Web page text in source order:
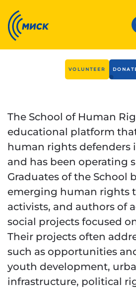
Skip to main content
VOLUNTEER
The School of Human
educational platform
human rights defenders
and has been operating
Graduates of the School
emerging human rights
activists, and authors of
social projects focused
Their projects often
such as opportunities
youth development,
infrastructure, political